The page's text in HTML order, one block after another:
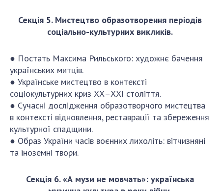
Секція 5. Мистецтво образотворення періодів
соціально-культурних викликів.
● Постать Максима Рильського: художнє бачення
українських митців.
● Українське мистецтво в контексті
соціокультурних криз ХХ–ХХІ століття.
● Сучасні дослідження образотворчого мистецтва
в контексті відновлення, реставрації та збереження
культурної спадщини.
● Образ України часів воєнних лихоліть: вітчизняні
та іноземні твори.
Секція 6. «А музи не мовчать»: українська